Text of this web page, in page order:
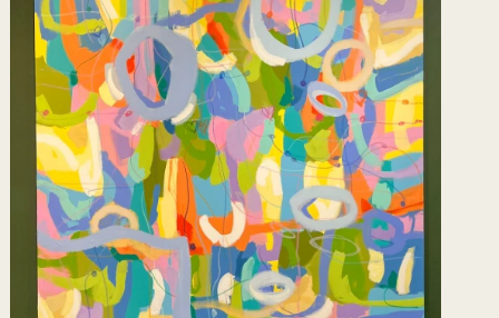
- Cascavel - PR
de Arte Contemporânea - Limeira -SP
Vinhedos - Vinhedos - SP
Grossa - PR
- Curitiba-PR
- PR
Artista” Museu da Gravura Solar do Barão FCC -
Iguaçu – PR
Artes Plásticas - Curitiba-PR
Museu Memorial da Cidade - Curitiba - PR